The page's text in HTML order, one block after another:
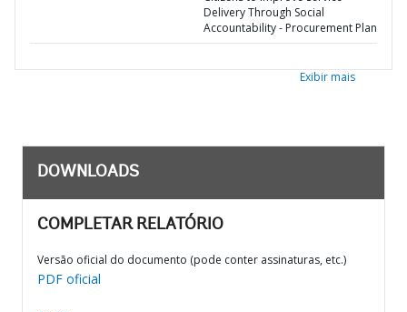
Delivery Through Social
Accountability - Procurement Plan
Exibir mais
DOWNLOADS
COMPLETAR RELATÓRIO
Versão oficial do documento (pode conter assinaturas, etc.)
PDF oficial